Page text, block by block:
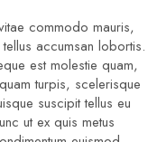
commodo mauris,
accumsan lobortis.
est molestie quam,
turpis, scelerisque
suscipit tellus eu
ut ex quis metus